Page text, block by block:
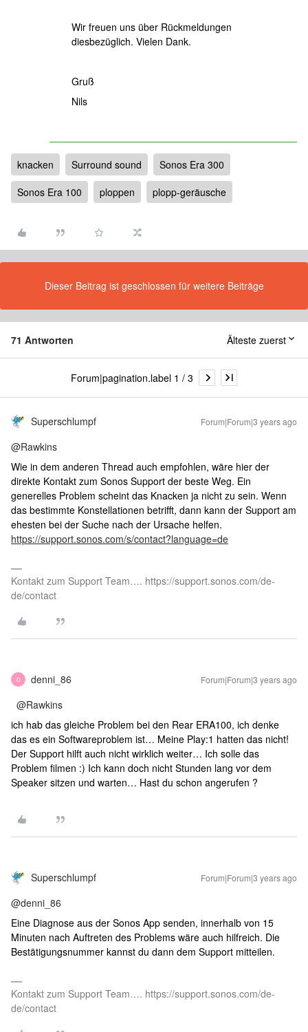
Wir freuen uns über Rückmeldungen
diesbezüglich. Vielen Dank.
Gruß
Nils
knacken Surround sound
Sonos Era 300
Sonos Era 100
ploppen plopp-geräusche
Dieser Beitrag ist geschlossen für weitere Beiträge
71 Antworten Älteste zuerst
Forum|pagination.label 1 / 3
Superschlumpf Forum|Forum|3 years ago
@Rawkins
Wie in dem anderen Thread auch empfohlen, wäre hier der
direkte Kontakt zum Sonos Support der beste Weg. Ein
generelles Problem scheint das Knacken ja nicht zu sein. Wenn
das bestimmte Konstellationen betrifft, dann kann der Support am
ehesten bei der Suche nach der Ursache helfen.
https://support.sonos.com/s/contact?language=de
Kontakt zum Support Team…. https://support.sonos.com/de-
de/contact
D denni_86 Forum|Forum|3 years ago
@Rawkins
ich hab das gleiche Problem bei den Rear ERA100, ich denke
das es ein Softwareproblem ist… Meine Play:1 hatten das nicht!
Der Support hilft auch nicht wirklich weiter… Ich solle das
Problem filmen :) Ich kann doch nicht Stunden lang vor dem
Speaker sitzen und warten… Hast du schon angerufen ?
Superschlumpf Forum|Forum|3 years ago
@denni_86
Eine Diagnose aus der Sonos App senden, innerhalb von 15
Minuten nach Auftreten des Problems wäre auch hilfreich. Die
Bestätigungsnummer kannst du dann dem Support mitteilen.
Kontakt zum Support Team…. https://support.sonos.com/de-
de/contact